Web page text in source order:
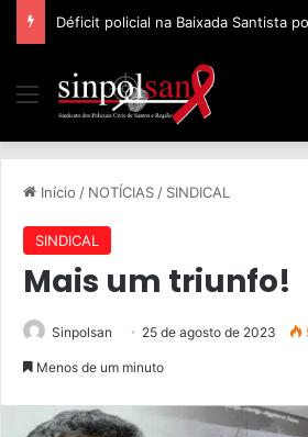
Início / NOTÍCIAS / SINDICAL
SINDICAL
Mais um triunfo!
Sinpolsan 25 de agosto de 2023
Menos de um minuto